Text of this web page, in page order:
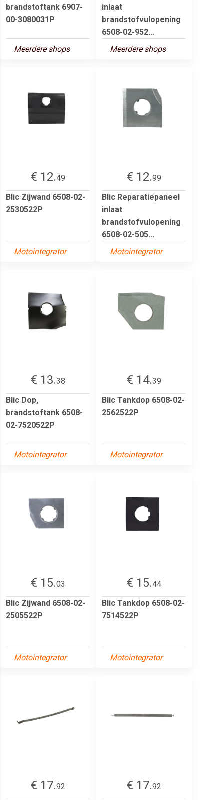
brandstoftank 6907-
00-3080031P
Meerdere shops
inlaat
brandstofvulopening
6508-02-952...
Meerdere shops
€ 12.49
Blic Zijwand 6508-02-
2530522P
Motointegrator
€ 12.99
Blic Reparatiepaneel
inlaat
brandstofvulopening
6508-02-505...
Motointegrator
€ 13.38
Blic Dop,
brandstoftank 6508-
02-7520522P
Motointegrator
€ 14.39
Blic Tankdop 6508-02-
2562522P
Motointegrator
€ 15.03
Blic Zijwand 6508-02-
2505522P
Motointegrator
€ 15.44
Blic Tankdop 6508-02-
7514522P
Motointegrator
€ 17.92
€ 17.92